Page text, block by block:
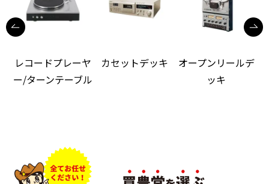
レコードプレーヤ
ー/ターンテーブル
カセットデッキ
オープンリールデ
ッキ